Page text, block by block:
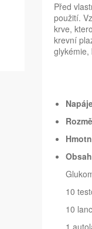
Před
použití.
krve,
krevní
10
10
1